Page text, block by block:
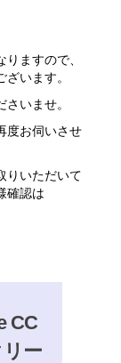
ますので、
います。
いませ。
度お伺いさせ
りいただいて
確認は
CC
ー